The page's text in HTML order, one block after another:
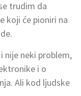
trudim da
koji će pioniri na
nije neki problem,
i o
Ali kod ljudske